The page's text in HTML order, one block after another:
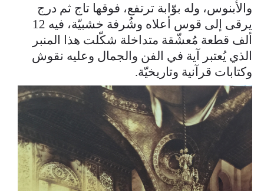
والأبنوس، وله بوّابة ترتفع، فوقها تاج ثم درج
يرقى إلى قوس أعلاه وشُرفة خشبيّة، فيه 12
ألف قطعة مُعشّقة متداخلة شكّلت هذا المنبر
الذي يُعتبر آية في الفن والجمال وعليه نقوش
وكتابات قرآنية وتاريخيّة.